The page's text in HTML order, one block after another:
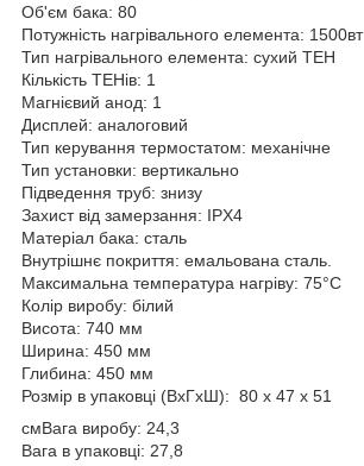
Об'єм бака: 80
Потужність нагрівального елемента: 1500вт
Тип нагрівального елемента: сухий ТЕН
Кількість ТЕНів: 1
Магнієвий анод: 1
Дисплей: аналоговий
Тип керування термостатом: механічне
Тип установки: вертикально
Підведення труб: знизу
Захист від замерзання: IPX4
Матеріал бака: сталь
Внутрішнє покриття: емальована сталь.
Максимальна температура нагріву: 75°C
Колір виробу: білий
Висота: 740 мм
Ширина: 450 мм
Глибина: 450 мм
Розмір в упаковці (ВхГхШ): 80 х 47 x 51
смВага виробу: 24,3
Вага в упаковці: 27,8